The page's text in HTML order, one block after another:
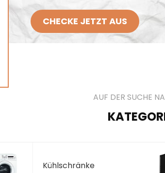
CHECKE JETZT AUS
AUF DER SUCHE
Kühlschränke